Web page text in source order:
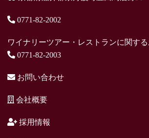
0771-82-2002
ワイナリーツアー・レストランに関す
0771-82-2003
お問い合わせ
会社概要
採用情報